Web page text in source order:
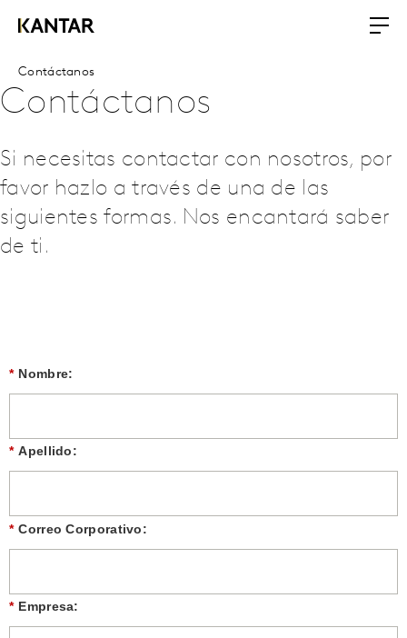
Contáctanos
Contáctanos
Si necesitas contactar con nosotros, por
favor hazlo a través de una de las
siguientes formas. Nos encantará saber
de ti.
* Nombre:
* Apellido:
* Correo Corporativo:
* Empresa: